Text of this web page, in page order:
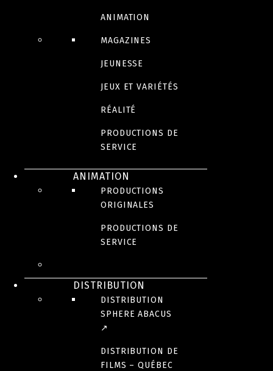
ANIMATION
MAGAZINES
JEUNESSE
JEUX ET VARIÉTÉS
RÉALITÉ
PRODUCTIONS DE
SERVICE
ANIMATION
PRODUCTIONS
ORIGINALES
PRODUCTIONS DE
SERVICE
DISTRIBUTION
DISTRIBUTION
SPHERE ABACUS
↗
DISTRIBUTION DE
FILMS – QUÉBEC